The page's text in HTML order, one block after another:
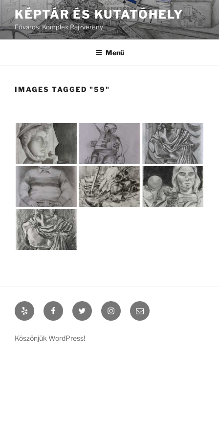
Tartalomhoz
KÉPTÁR ÉS KUTATÓHELY
Fővárosi Komplex Rajzvereny
Menü
IMAGES TAGGED "59"
Yelp FacebookTwitter InstagramEmail
Köszönjük WordPress!